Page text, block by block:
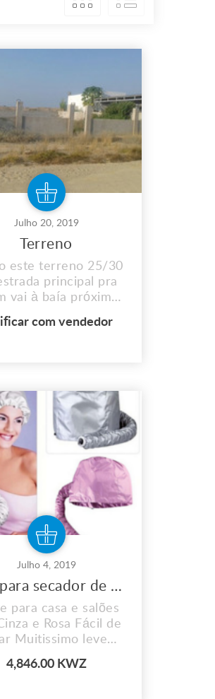
Julho 20, 2019
Terreno
este terreno 25/30
principal pra
vai à baía próximo
e Saneamento. .
completo. .
com vendedor
Julho 4, 2019
Toca para secador de mão
para casa e salões
e Rosa Fácil de
Muitissimo leve
a qualquer
Serve para todos
4,846.00 KWZ